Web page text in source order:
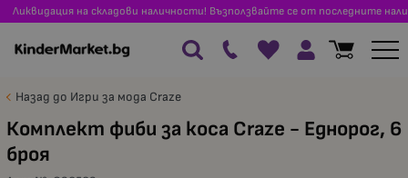
Ликвидация на складови наличности! Възползвайте се от последните
Назад до Игри за мода Craze
Комплект фиби за коса Craze - Еднорог, 6
броя